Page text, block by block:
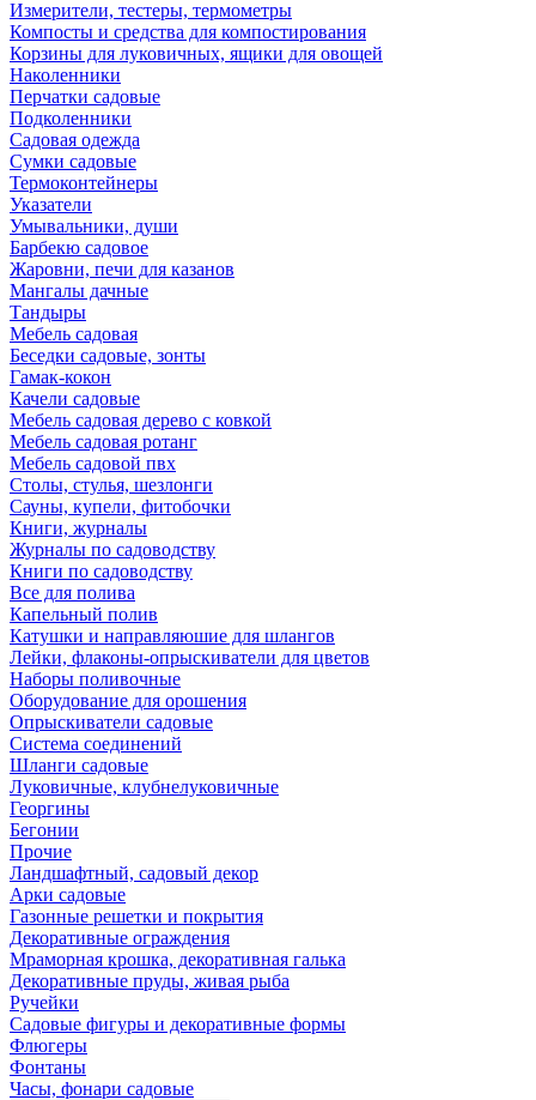
Измерители, тестеры, термометры
Компосты и средства для компостирования
Корзины для луковичных, ящики для овощей
Наколенники
Перчатки садовые
Подколенники
Садовая одежда
Сумки садовые
Термоконтейнеры
Указатели
Умывальники, души
Барбекю садовое
Жаровни, печи для казанов
Мангалы дачные
Тандыры
Мебель садовая
Беседки садовые, зонты
Гамак-кокон
Качели садовые
Мебель садовая дерево с ковкой
Мебель садовая ротанг
Мебель садовой пвх
Столы, стулья, шезлонги
Сауны, купели, фитобочки
Книги, журналы
Журналы по садоводству
Книги по садоводству
Все для полива
Капельный полив
Катушки и направляюшие для шлангов
Лейки, флаконы-опрыскиватели для цветов
Наборы поливочные
Оборудование для орошения
Опрыскиватели садовые
Система соединений
Шланги садовые
Луковичные, клубнелуковичные
Георгины
Бегонии
Прочие
Ландшафтный, садовый декор
Арки садовые
Газонные решетки и покрытия
Декоративные ограждения
Мраморная крошка, декоративная галька
Декоративные пруды, живая рыба
Ручейки
Садовые фигуры и декоративные формы
Флюгеры
Фонтаны
Часы, фонари садовые